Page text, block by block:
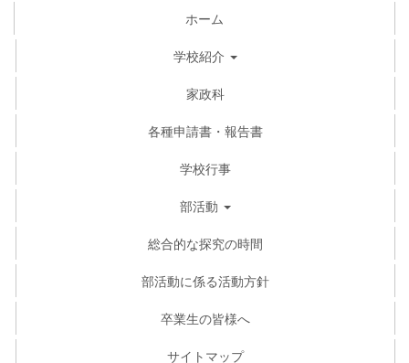
ホーム
学校紹介
家政科
各種申請書・報告書
学校行事
部活動
総合的な探究の時間
部活動に係る活動方針
卒業生の皆様へ
サイトマップ